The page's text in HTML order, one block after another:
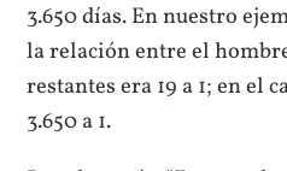
3.650 días. En nuestro
la relación entre el
restantes era 19 a 1; en el
3.650 a 1.